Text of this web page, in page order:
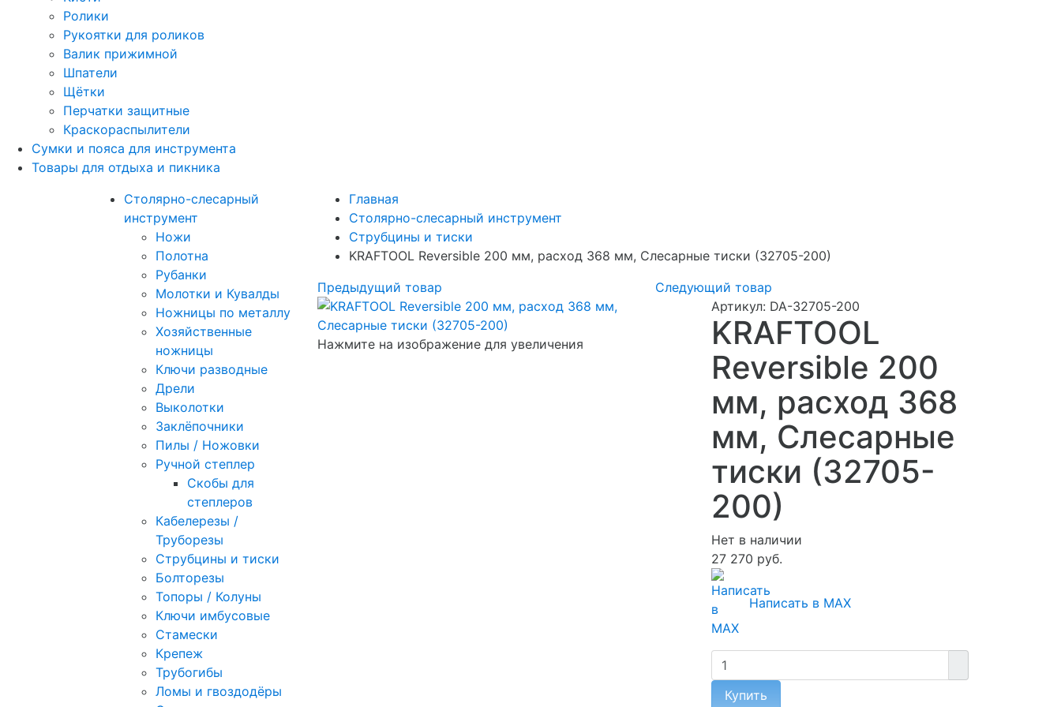
Ролики
Рукоятки для роликов
Валик прижимной
Шпатели
Щётки
Перчатки защитные
Краскораспылители
Сумки и пояса для инструмента
Товары для отдыха и пикника
Столярно-слесарный
инструмент
Ножи
Полотна
Рубанки
Молотки и Кувалды
Ножницы по металлу
Хозяйственные
ножницы
Ключи разводные
Дрели
Выколотки
Заклёпочники
Пилы / Ножовки
Ручной степлер
Скобы для
степлеров
Кабелерезы /
Труборезы
Струбцины и тиски
Болторезы
Топоры / Колуны
Ключи имбусовые
Стамески
Крепеж
Трубогибы
Ломы и гвоздодёры
Главная
Столярно-слесарный инструмент
Струбцины и тиски
KRAFTOOL Reversible 200 мм, расход 368 мм, Слесарные тиски (32705-200)
Предыдущий товар
Следующий товар
Нажмите на изображение для увеличения
Артикул: DA-32705-200
KRAFTOOL
Reversible 200
мм, расход 368
мм, Слесарные
тиски (32705-
200)
Нет в наличии
27 270 руб.
Написать в MAX
Купить